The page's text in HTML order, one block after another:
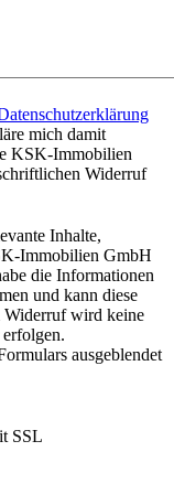
mich damit
KSK-Immobilien
Widerruf
Inhalte,
Immobilien GmbH
die Informationen
und kann diese
wird keine
ausgeblendet